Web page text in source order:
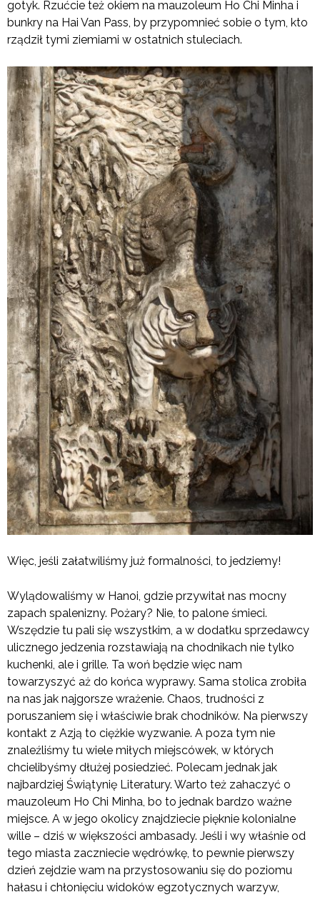
gotyk. Rzućcie też okiem na mauzoleum Ho Chi Minha i
bunkry na Hai Van Pass, by przypomnieć sobie o tym, kto
rządził tymi ziemiami w ostatnich stuleciach.
Więc, jeśli załatwiliśmy już formalności, to jedziemy!
Wylądowaliśmy w Hanoi, gdzie przywitał nas mocny
zapach spalenizny. Pożary? Nie, to palone śmieci.
Wszędzie tu pali się wszystkim, a w dodatku sprzedawcy
ulicznego jedzenia rozstawiają na chodnikach nie tylko
kuchenki, ale i grille. Ta woń będzie więc nam
towarzyszyć aż do końca wyprawy. Sama stolica zrobiła
na nas jak najgorsze wrażenie. Chaos, trudności z
poruszaniem się i właściwie brak chodników. Na pierwszy
kontakt z Azją to ciężkie wyzwanie. A poza tym nie
znaleźliśmy tu wiele miłych miejscówek, w których
chcielibyśmy dłużej posiedzieć. Polecam jednak jak
najbardziej Świątynię Literatury. Warto też zahaczyć o
mauzoleum Ho Chi Minha, bo to jednak bardzo ważne
miejsce. A w jego okolicy znajdziecie pięknie kolonialne
wille – dziś w większości ambasady. Jeśli i wy właśnie od
tego miasta zaczniecie wędrówkę, to pewnie pierwszy
dzień zejdzie wam na przystosowaniu się do poziomu
hałasu i chłonięciu widoków egzotycznych warzyw,